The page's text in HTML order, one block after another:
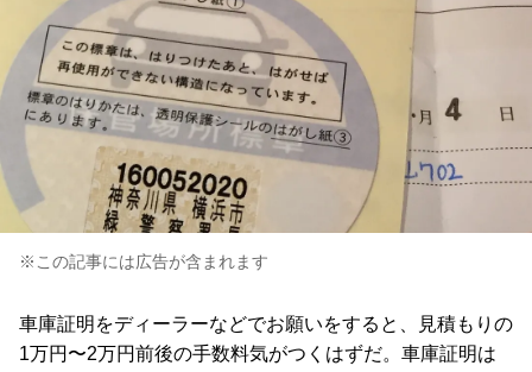
※この記事には広告が含まれます
車庫証明をディーラーなどでお願いをすると、見積もりの
1万円〜2万円前後の手数料気がつくはずだ。車庫証明は